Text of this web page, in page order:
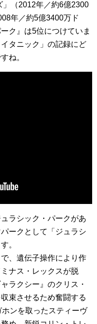
（2012年／約6億2300
年／約5億3400万ド
ク』は5位につけていま
タニック」の記録にど
ね。
ラシック・パークがあ
ークとして「ジュラシ
。
、遺伝子操作により作
ナス・レックスが脱
ラクシー』のクリス・
束させるため奮闘する
ンを取ったスティーヴ